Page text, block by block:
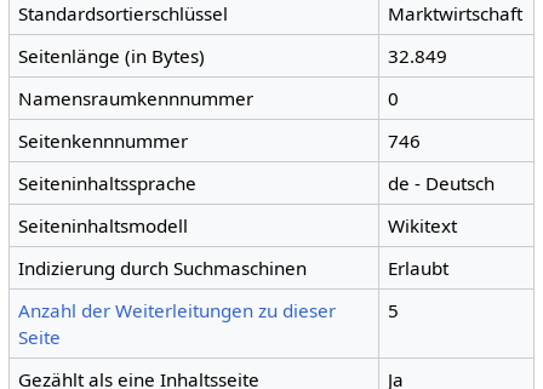
Standardsortierschlüssel
Marktwirtschaft
Seitenlänge (in Bytes)
32.849
Namensraumkennnummer
0
Seitenkennnummer
746
Seiteninhaltssprache
de - Deutsch
Seiteninhaltsmodell
Wikitext
Indizierung durch Suchmaschinen
Erlaubt
Anzahl der Weiterleitungen zu dieser
Seite
5
Gezählt als eine Inhaltsseite Ja